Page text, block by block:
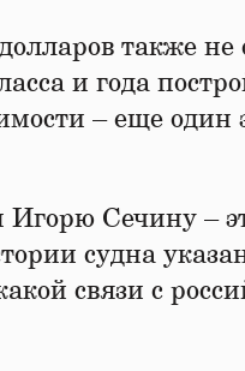
также не
и года
– еще один
Сечину –
судна
связи с